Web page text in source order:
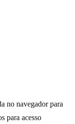
no navegador para
para acesso